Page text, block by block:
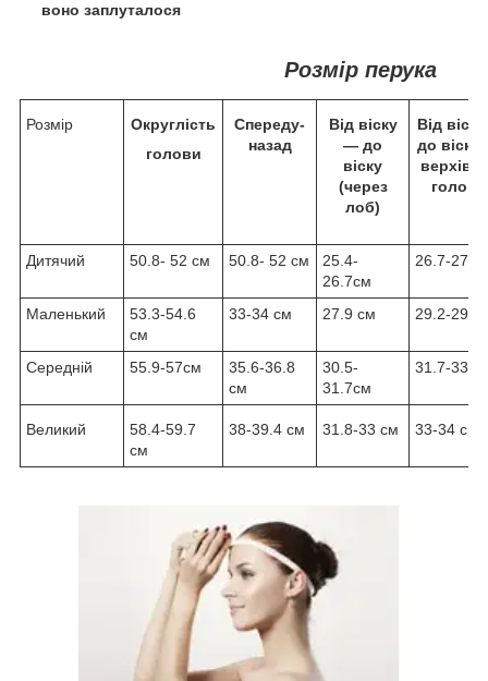
воно заплуталося
Розмір перука
Розмір
Округлість
голови
Спереду-
назад
Від віску
— до
віску
(через
лоб)
Від
до віску
Дитячий 50.8- 52 см 50.8- 52 см
25.4-
26.7cм
26.7-27.9
Маленький
53.3-54.6
cм
33-34 cм 27.9 cм 29.2-29.8
Середній 55.9-57cм
35.6-36.8
cм
30.5-
31.7cм
31.7-33
Великий
58.4-59.7
см
38-39.4 см 31.8-33 cм 33-34 cм